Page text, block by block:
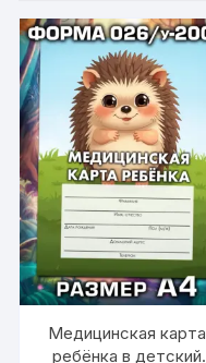
Медицинская карта
ребёнка в детский